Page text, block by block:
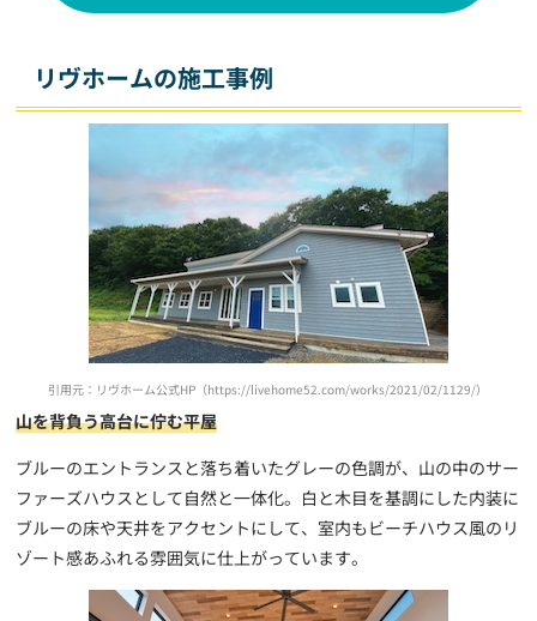
リヴホームの施工事例
引用元：リヴホーム公式HP（https://livehome52.com/works/2021/02/1129/）
山を背負う高台に佇む平屋
ブルーのエントランスと落ち着いたグレーの色調が、山の中のサー
ファーズハウスとして自然と一体化。白と木目を基調にした内装に
ブルーの床や天井をアクセントにして、室内もビーチハウス風のリ
ゾート感あふれる雰囲気に仕上がっています。